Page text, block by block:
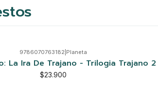
9786070763182 Planeta
La Ira De Trajano - Trilogia Trajano 2
$23.900